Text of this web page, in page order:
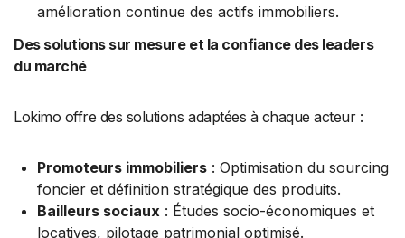
amélioration continue des actifs immobiliers.
Des solutions sur mesure et la confiance des leaders
du marché
Lokimo offre des solutions adaptées à chaque acteur :
Promoteurs immobiliers: Optimisation du sourcing
foncier et définition stratégique des produits.
Bailleurs sociaux: Études socio-économiques et
locatives, pilotage patrimonial optimisé.